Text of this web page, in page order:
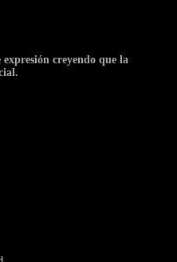
creyendo que la